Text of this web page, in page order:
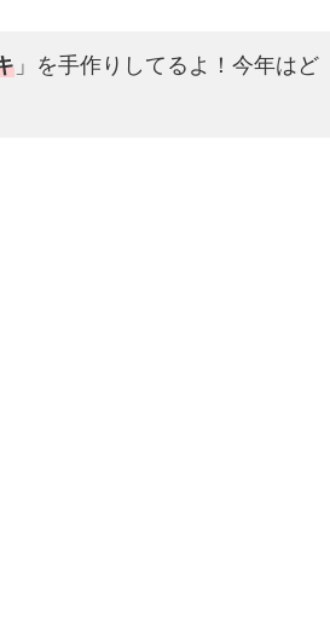
」を手作りしてるよ！今年はど